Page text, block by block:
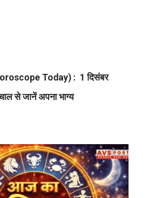
Today) : 1 दिसंबर
से जानें अपना भाग्य